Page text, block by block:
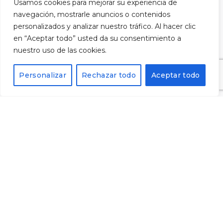
Usamos cookies para mejorar su experiencia de
navegación, mostrarle anuncios o contenidos
personalizados y analizar nuestro tráfico. Al hacer clic
en “Aceptar todo” usted da su consentimiento a
nuestro uso de las cookies.
Personalizar Rechazar todo Aceptar todo
He llegit i accepto la política de privacitati vull
subscriure'm al butlletí.
Alternative: